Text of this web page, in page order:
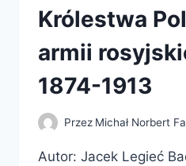
Królestwa
armii
1874-1913
Przez Michał Norbert
Autor: Jacek Legieć